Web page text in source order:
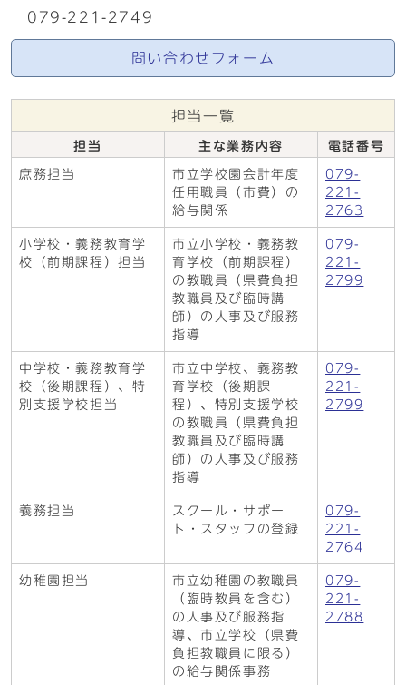
079-221-2749
問い合わせフォーム
担当一覧
担当 主な業務内容 電話番号
庶務担当
市立学校園会計年度
任用職員（市費）の
給与関係
079-
221-
2763
小学校・義務教育学
校（前期課程）担当
市立小学校・義務教
育学校（前期課程）
の教職員（県費負担
教職員及び臨時講
師）の人事及び服務
指導
079-
221-
2799
中学校・義務教育学
校（後期課程）、特
別支援学校担当
市立中学校、義務教
育学校（後期課
程）、特別支援学校
の教職員（県費負担
教職員及び臨時講
師）の人事及び服務
指導
079-
221-
2799
義務担当
スクール・サポー
ト・スタッフの登録
079-
221-
2764
幼稚園担当
市立幼稚園の教職員
（臨時教員を含む）
の人事及び服務指
導、市立学校（県費
負担教職員に限る）
の給与関係事務
079-
221-
2788